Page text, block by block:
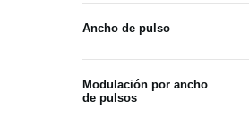
Ancho de pulso
Modulación por ancho
de pulsos